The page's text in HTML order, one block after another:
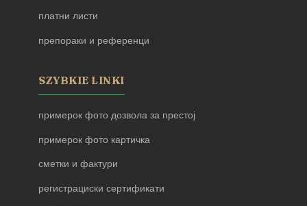
платни листи
препораки и референци
SZYBKIE LINKI
примерок фото дозвола за престој
примерок фото картичка
сметки и фактури
регистрациски сертификати